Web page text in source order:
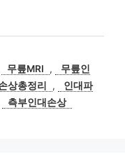
무릎MRI ,
무릎인
상총정리 ,
인대파
측부인대손상